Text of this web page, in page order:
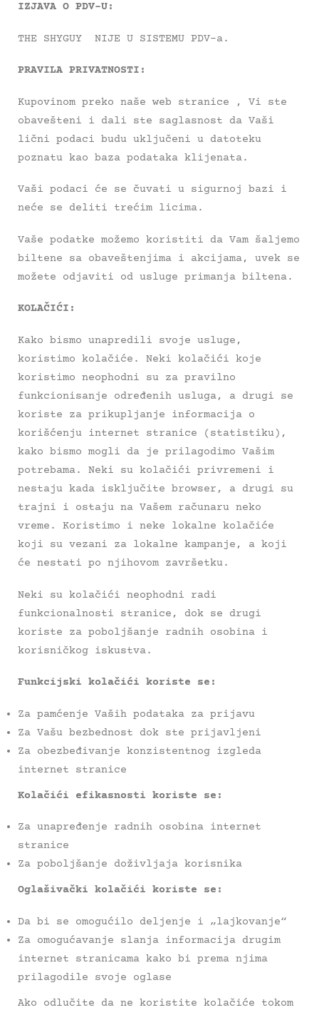
IZJAVA O PDV-U:
THE SHYGUY NIJE U SISTEMU PDV-a.
PRAVILA PRIVATNOSTI:
Kupovinom preko naše web stranice , Vi ste
obavešteni i dali ste saglasnost da Vaši
lični podaci budu uključeni u datoteku
poznatu kao baza podataka klijenata.
Vaši podaci će se čuvati u sigurnoj bazi i
neće se deliti trećim licima.
Vaše podatke možemo koristiti da Vam šaljemo
biltene sa obaveštenjima i akcijama, uvek se
možete odjaviti od usluge primanja biltena.
KOLAČIĆI:
Kako bismo unapredili svoje usluge,
koristimo kolačiće. Neki kolačići koje
koristimo neophodni su za pravilno
funkcionisanje određenih usluga, a drugi se
koriste za prikupljanje informacija o
korišćenju internet stranice (statistiku),
kako bismo mogli da je prilagodimo Vašim
potrebama. Neki su kolačići privremeni i
nestaju kada isključite browser, a drugi su
trajni i ostaju na Vašem računaru neko
vreme. Koristimo i neke lokalne kolačiće
koji su vezani za lokalne kampanje, a koji
će nestati po njihovom završetku.
Neki su kolačići neophodni radi
funkcionalnosti stranice, dok se drugi
koriste za poboljšanje radnih osobina i
korisničkog iskustva.
Funkcijski kolačići koriste se:
Za pamćenje Vaših podataka za prijavu
Za Vašu bezbednost dok ste prijavljeni
Za obezbeđivanje konzistentnog izgleda
internet stranice
Kolačići efikasnosti koriste se:
Za unapređenje radnih osobina internet
stranice
Za poboljšanje doživljaja korisnika
Oglašivački kolačići koriste se:
Da bi se omogućilo deljenje i „lajkovanje“
Za omogućavanje slanja informacija drugim
internet stranicama kako bi prema njima
prilagodile svoje oglase
Ako odlučite da ne koristite kolačiće tokom